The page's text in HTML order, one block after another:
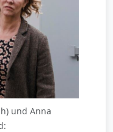
und Anna